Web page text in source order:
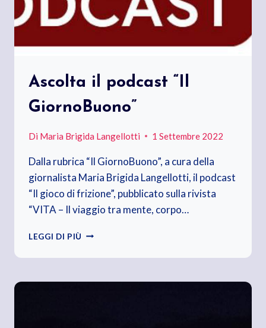
Ascolta il podcast “Il
GiornoBuono”
Di Maria Brigida Langellotti 1 Settembre 2022
Dalla rubrica “Il GiornoBuono”, a cura della
giornalista Maria Brigida Langellotti, il podcast
“Il gioco di frizione”, pubblicato sulla rivista
“VITA – Il viaggio tra mente, corpo…
LEGGI DI PIÙ ASCOLTA
PODCAST
GIORNOBUONO”